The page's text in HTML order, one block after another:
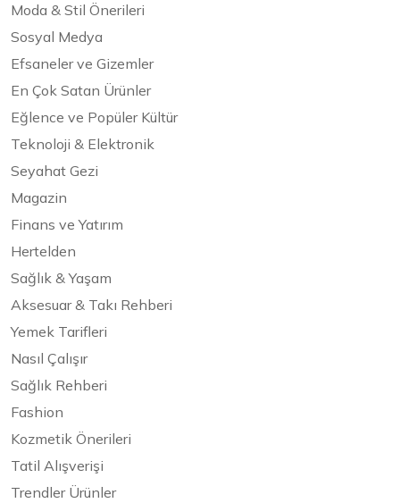
Moda & Stil Önerileri
Sosyal Medya
Efsaneler ve Gizemler
En Çok Satan Ürünler
Eğlence ve Popüler Kültür
Teknoloji & Elektronik
Seyahat Gezi
Magazin
Finans ve Yatırım
Hertelden
Sağlık & Yaşam
Aksesuar & Takı Rehberi
Yemek Tarifleri
Nasıl Çalışır
Sağlık Rehberi
Fashion
Kozmetik Önerileri
Tatil Alışverişi
Trendler Ürünler